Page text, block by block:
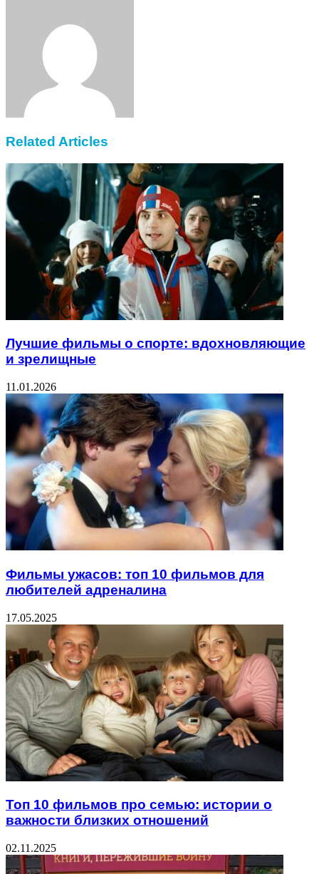
Related Articles
Лучшие фильмы о спорте: вдохновляющие
и зрелищные
11.01.2026
Фильмы ужасов: топ 10 фильмов для
любителей адреналина
17.05.2025
Топ 10 фильмов про семью: истории о
важности близких отношений
02.11.2025